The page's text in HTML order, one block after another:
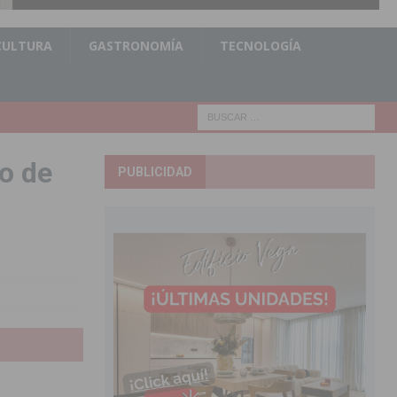
GASTRONOMÍA TECNOLOGÍA
de
PUBLICIDAD